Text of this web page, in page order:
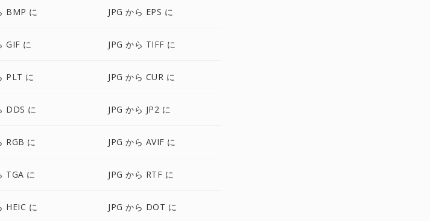
BMP に JPG から EPS に
GIF に JPG から TIFF に
PLT に JPG から CUR に
DDS に JPG から JP2 に
RGB に JPG から AVIF に
TGA に JPG から RTF に
HEIC に JPG から DOT に